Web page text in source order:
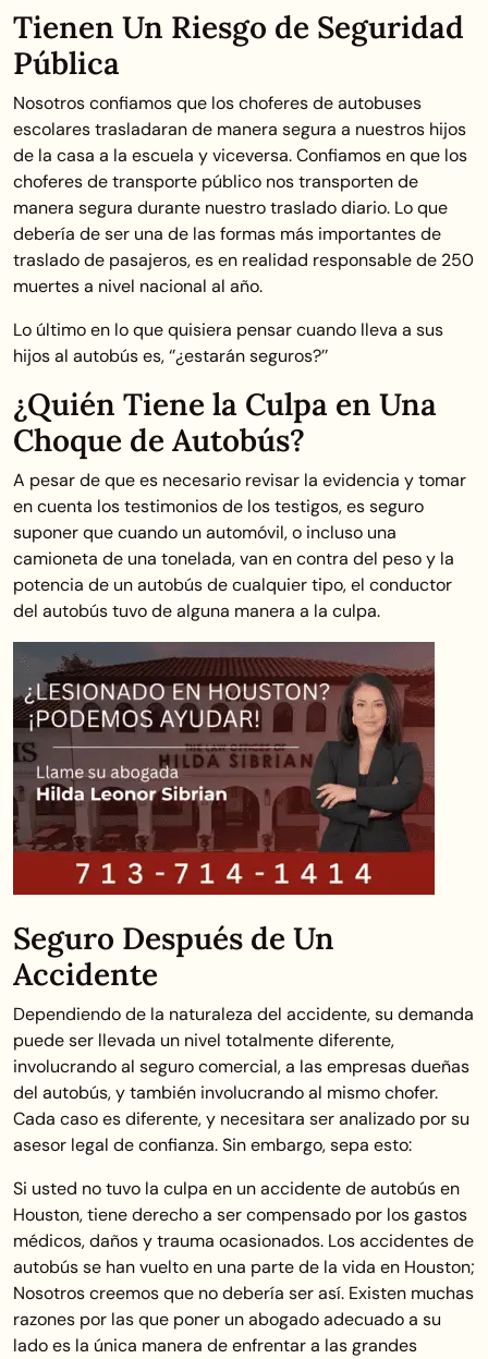
Tienen Un Riesgo de Seguridad
Pública
Nosotros confiamos que los choferes de autobuses
escolares trasladaran de manera segura a nuestros hijos
de la casa a la escuela y viceversa. Confiamos en que los
choferes de transporte público nos transporten de
manera segura durante nuestro traslado diario. Lo que
debería de ser una de las formas más importantes de
traslado de pasajeros, es en realidad responsable de 250
muertes a nivel nacional al año.
Lo último en lo que quisiera pensar cuando lleva a sus
hijos al autobús es, ‘’¿estarán seguros?’’
¿Quién Tiene la Culpa en Una
Choque de Autobús?
A pesar de que es necesario revisar la evidencia y tomar
en cuenta los testimonios de los testigos, es seguro
suponer que cuando un automóvil, o incluso una
camioneta de una tonelada, van en contra del peso y la
potencia de un autobús de cualquier tipo, el conductor
del autobús tuvo de alguna manera a la culpa.
Seguro Después de Un
Accidente
Dependiendo de la naturaleza del accidente, su demanda
puede ser llevada un nivel totalmente diferente,
involucrando al seguro comercial, a las empresas dueñas
del autobús, y también involucrando al mismo chofer.
Cada caso es diferente, y necesitara ser analizado por su
asesor legal de confianza. Sin embargo, sepa esto:
Si usted no tuvo la culpa en un accidente de autobús en
Houston, tiene derecho a ser compensado por los gastos
médicos, daños y trauma ocasionados. Los accidentes de
autobús se han vuelto en una parte de la vida en Houston;
Nosotros creemos que no debería ser así. Existen muchas
razones por las que poner un abogado adecuado a su
lado es la única manera de enfrentar a las grandes